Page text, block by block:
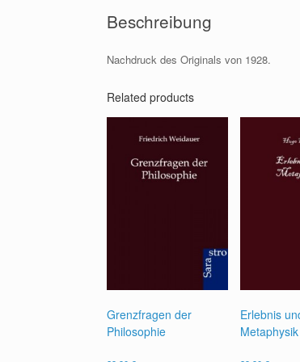
Beschreibung
Nachdruck des Originals von 1928.
Related products
Grenzfragen der
Philosophie
Erlebnis
Metaphysik